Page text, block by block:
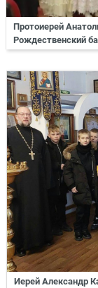
Протоиерей
Рождественский
Иерей Александр